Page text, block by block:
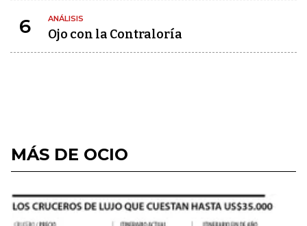
6 ANÁLISIS
Ojo con la Contraloría
MÁS DE OCIO